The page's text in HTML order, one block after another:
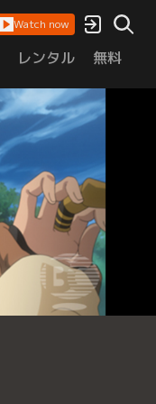
Watch now
レンタル 無料